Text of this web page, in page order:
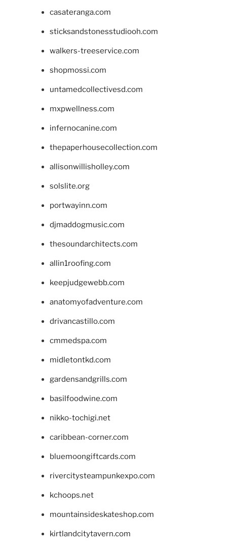
casateranga.com
sticksandstonesstudiooh.com
walkers-treeservice.com
shopmossi.com
untamedcollectivesd.com
mxpwellness.com
infernocanine.com
thepaperhousecollection.com
allisonwillisholley.com
solslite.org
portwayinn.com
djmaddogmusic.com
thesoundarchitects.com
allin1roofing.com
keepjudgewebb.com
anatomyofadventure.com
drivancastillo.com
cmmedspa.com
midletontkd.com
gardensandgrills.com
basilfoodwine.com
nikko-tochigi.net
caribbean-corner.com
bluemoongiftcards.com
rivercitysteampunkexpo.com
kchoops.net
mountainsideskateshop.com
kirtlandcitytavern.com